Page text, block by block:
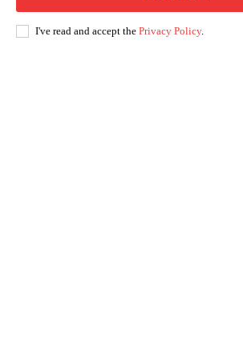
I've read and accept the Privacy Policy.